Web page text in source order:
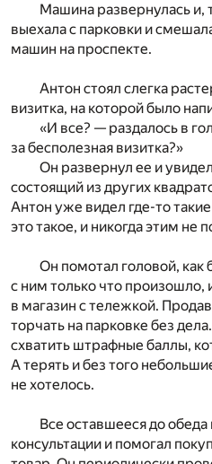
Машина развернулась и,
выехала с парковки и
машин на проспекте.
Антон стоял слегка
визитка, на которой было
«И все? — раздалось в
за бесполезная визитка?»
Он развернул ее и
состоящий из других
Антон уже видел где-то
это такое, и никогда этим не
Он помотал головой, как
с ним только что произошло,
в магазин с тележкой.
торчать на парковке без
схватить штрафные баллы,
А терять и без того
не хотелось.
Все оставшееся до
консультации и помогал